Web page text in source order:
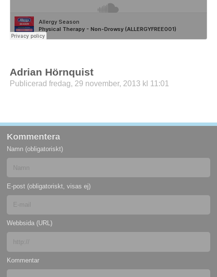
Adrian Hörnquist
Publicerad fredag, 29 november, 2013 kl 11:01
Kommentera
Namn (obligatoriskt)
E-post (obligatoriskt, visas ej)
Webbsida (URL)
Kommentar